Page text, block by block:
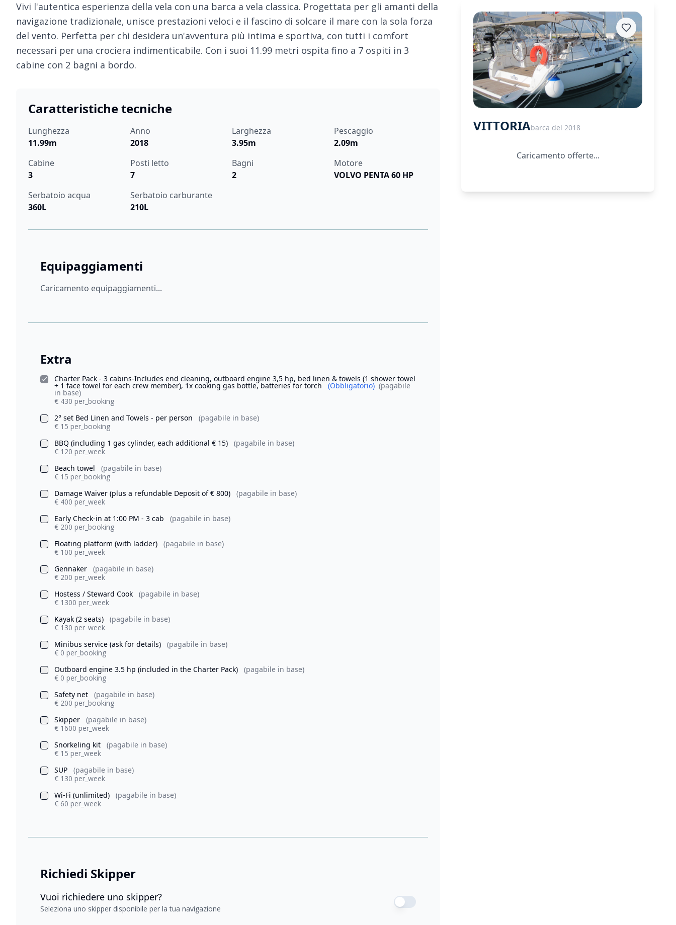
Vivi l'autentica esperienza della vela con una barca a vela classica. Progettata per gli amanti della
navigazione tradizionale, unisce prestazioni veloci e il fascino di solcare il mare con la sola forza
del vento. Perfetta per chi desidera un'avventura più intima e sportiva, con tutti i comfort
necessari per una crociera indimenticabile. Con i suoi 11.99 metri ospita fino a 7 ospiti in 3
cabine con 2 bagni a bordo.
Caratteristiche tecniche
Lunghezza
11.99m
Anno
2018
Larghezza
3.95m
Pescaggio
2.09m
Cabine
3
Posti letto
7
Bagni
2
Motore
VOLVO PENTA 60 HP
Serbatoio acqua
360L
Serbatoio carburante
210L
Equipaggiamenti
Caricamento equipaggiamenti...
Extra
Charter Pack - 3 cabins-Includes end cleaning, outboard engine 3,5 hp, bed linen & towels (1 shower towel
+ 1 face towel for each crew member), 1x cooking gas bottle, batteries for torch (Obbligatorio) (pagabile
in base)
€ 430 per_booking
2° set Bed Linen and Towels - per person
(pagabile in base)
€ 15 per_booking
BBQ (including 1 gas cylinder, each additional € 15)
(pagabile in base)
€ 120 per_week
Beach towel
(pagabile in base)
€ 15 per_booking
Damage Waiver (plus a refundable Deposit of € 800)
(pagabile in base)
€ 400 per_week
Early Check-in at 1:00 PM - 3 cab
(pagabile in base)
€ 200 per_booking
Floating platform (with ladder)
(pagabile in base)
€ 100 per_week
Gennaker
(pagabile in base)
€ 200 per_week
Hostess / Steward Cook
(pagabile in base)
€ 1300 per_week
Kayak (2 seats)
(pagabile in base)
€ 130 per_week
Minibus service (ask for details)
(pagabile in base)
€ 0 per_booking
Outboard engine 3.5 hp (included in the Charter Pack)
(pagabile in base)
€ 0 per_booking
Safety net
(pagabile in base)
€ 200 per_booking
Skipper
(pagabile in base)
€ 1600 per_week
Snorkeling kit
(pagabile in base)
€ 15 per_week
SUP
(pagabile in base)
€ 130 per_week
Wi-Fi (unlimited)
(pagabile in base)
€ 60 per_week
Richiedi Skipper
Vuoi richiedere uno skipper?
Seleziona uno skipper disponibile per la tua navigazione
VITTORIAbarca del 2018
Caricamento offerte...